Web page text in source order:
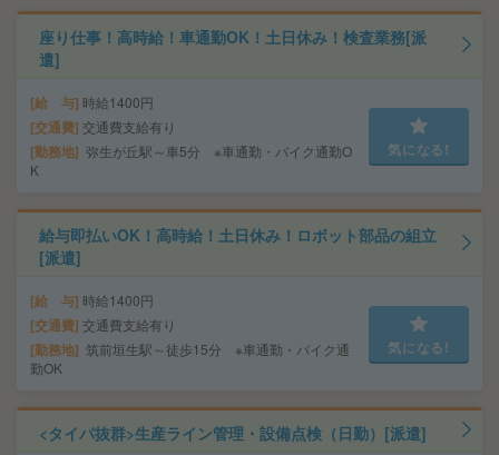
座り仕事！高時給！車通勤OK！土日休み！検査業務[派
遣]
給 与 時給1400円
交通費 交通費支給有り
勤務地 弥生が丘駅～車5分 ※車通勤・バイク通勤O
K
気になる!
給与即払いOK！高時給！土日休み！ロボット部品の組立
[派遣]
給 与 時給1400円
交通費 交通費支給有り
勤務地 筑前垣生駅～徒歩15分 ※車通勤・バイク通
勤OK
気になる!
<タイパ抜群>生産ライン管理・設備点検（日勤）[派遣]